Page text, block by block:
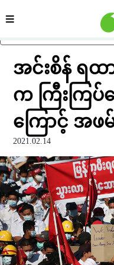
ပင်မအကြောင်းအရာသို့ ကျ
ကဏ္ဍ
အင်းစိန် ရထ
က ကြီးကြပ်ရ
ကြောင့် အဖ
2021.02.14